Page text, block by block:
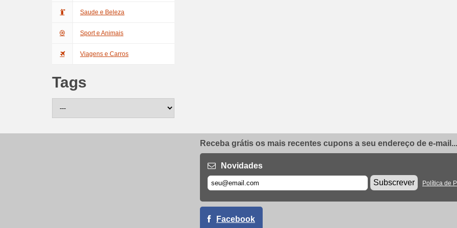
Saude e Beleza
Sport e Animais
Viagens e Carros
Tags
Receba grátis os mais recentes cupons a seu endereço de e-mail...
Novidades
Subscrever
Política de
Facebook